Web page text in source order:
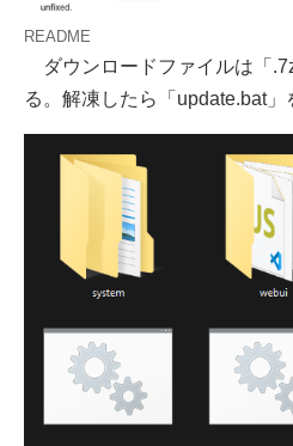
README
ダウンロードファイルは「
る。解凍したら「update.bat」